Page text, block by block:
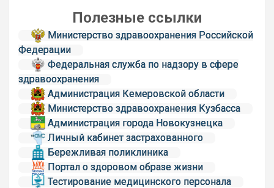
Полезные ссылки
Министерство здравоохранения Российской
Федерации
Федеральная служба по надзору в сфере
здравоохранения
Администрация Кемеровской области
Министерство здравоохранения Кузбасса
Администрация города Новокузнецка
Личный кабинет застрахованного
Бережливая поликлиника
Портал о здоровом образе жизни
Тестирование медицинского персонала